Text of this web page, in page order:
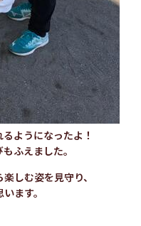
ようになったよ！
ふえました。
しむ姿を見守り、
ます。